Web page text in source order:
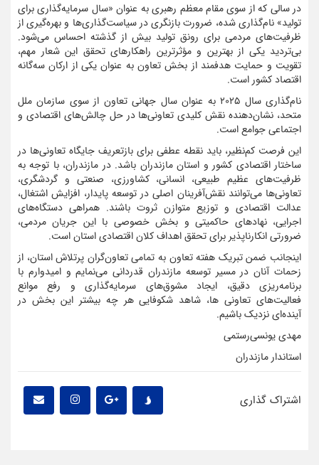
در سالی که از سوی مقام معظم رهبری به عنوان «سال سرمایه‌گذاری برای
تولید» نام‌گذاری شده، ضرورت بازنگری در سیاست‌گذاری‌ها و بهره‌گیری از
ظرفیت‌های مردمی برای رونق تولید بیش از گذشته احساس می‌شود.
بی‌تردید یکی از بهترین و مؤثرترین راهکارهای تحقق این شعار مهم،
تقویت و حمایت هدفمند از بخش تعاون به عنوان یکی از ارکان سه‌گانه
اقتصاد کشور است.
نام‌گذاری سال ۲۰۲۵ به عنوان سال جهانی تعاون از سوی سازمان ملل
متحد، نشان‌دهنده نقش کلیدی تعاونی‌ها در حل چالش‌های اقتصادی و
اجتماعی جوامع است.
این فرصت کم‌نظیر، باید نقطه عطفی برای بازتعریف جایگاه تعاونی‌ها در
ساختار اقتصادی کشور و استان مازندران باشد. در مازندران، با توجه به
ظرفیت‌های عظیم طبیعی، انسانی، کشاورزی، صنعتی و گردشگری،
تعاونی‌ها می‌توانند نقش‌آفرینان اصلی در توسعه پایدار، افزایش اشتغال،
عدالت اقتصادی و توزیع متوازن ثروت باشند. همراهی دستگاه‌های
اجرایی، نهادهای حاکمیتی و بخش خصوصی با این جریان مردمی،
ضرورتی انکارناپذیر برای تحقق اهداف کلان اقتصادی استان است.
اینجانب ضمن تبریک هفته تعاون به تمامی تعاون‌گران پرتلاش استان، از
زحمات آنان در مسیر توسعه مازندران قدردانی می‌نمایم و امیدوارم با
برنامه‌ریزی دقیق، ایجاد مشوق‌های سرمایه‌گذاری و رفع موانع
فعالیت‌های تعاونی ها، شاهد شکوفایی هر چه بیشتر این بخش در
آینده‌ای نزدیک باشیم.
مهدی یونسی‌رستمی
استاندار مازندران
اشتراک گذاری